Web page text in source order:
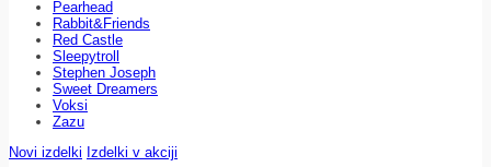
Pearhead
Rabbit&Friends
Red Castle
Sleepytroll
Stephen Joseph
Sweet Dreamers
Voksi
Zazu
Novi izdelki Izdelki v akciji